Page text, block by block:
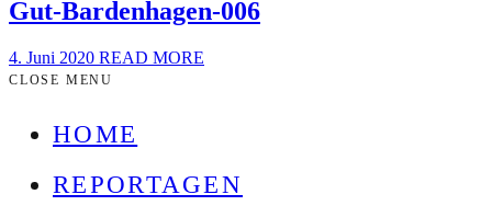
Gut-Bardenhagen-006
4. Juni 2020 READ MORE
CLOSE MENU
HOME
REPORTAGEN